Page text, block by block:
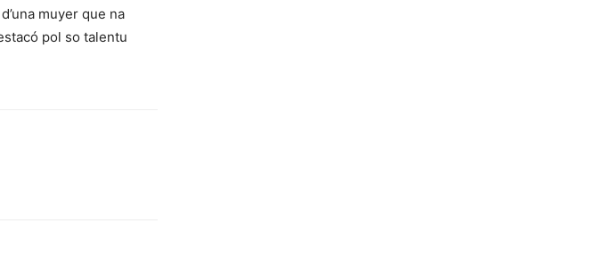
muyer que na
pol so talentu